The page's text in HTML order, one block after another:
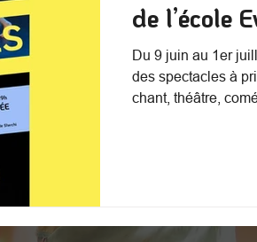
de l’école
Du 9 juin au 1er
des spectacles à
chant, théâtre,